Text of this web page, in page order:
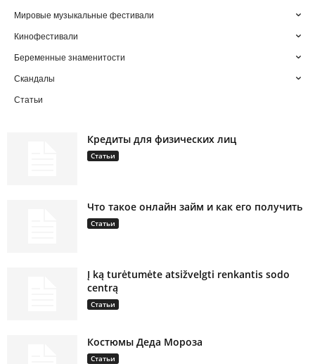
Мировые музыкальные фестивали
Кинофестивали
Беременные знаменитости
Скандалы
Статьи
Кредиты для физических лиц
Статьи
Что такое онлайн займ и как его получить
Статьи
Į ką turėtumėte atsižvelgti renkantis sodo
centrą
Статьи
Костюмы Деда Мороза
Статьи